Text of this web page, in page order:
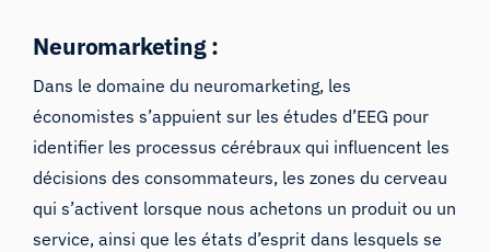
Neuromarketing :
Dans le domaine du neuromarketing, les
économistes s’appuient sur les études d’EEG pour
identifier les processus cérébraux qui influencent les
décisions des consommateurs, les zones du cerveau
qui s’activent lorsque nous achetons un produit ou un
service, ainsi que les états d’esprit dans lesquels se